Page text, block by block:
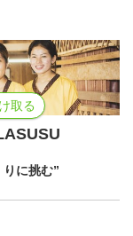
取る
に挑む”